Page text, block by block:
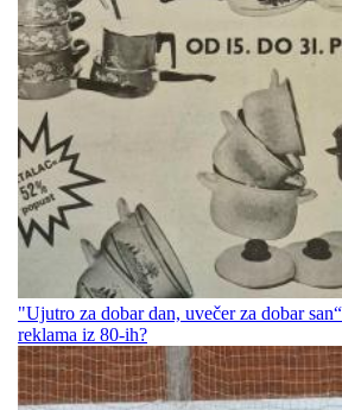
"Ujutro za dobar dan, uvečer za dobar
reklama iz 80-ih?